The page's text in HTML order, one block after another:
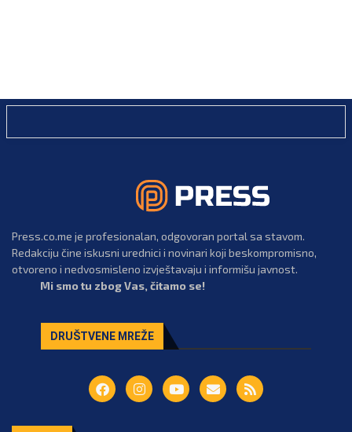
Press.co.me je profesionalan, odgovoran portal sa stavom.
Redakciju čine iskusni urednici i novinari koji beskompromisno,
otvoreno i nedvosmisleno izvještavaju i informišu javnost.
Mi smo tu zbog Vas, čitamo se!
DRUŠTVENE MREŽE